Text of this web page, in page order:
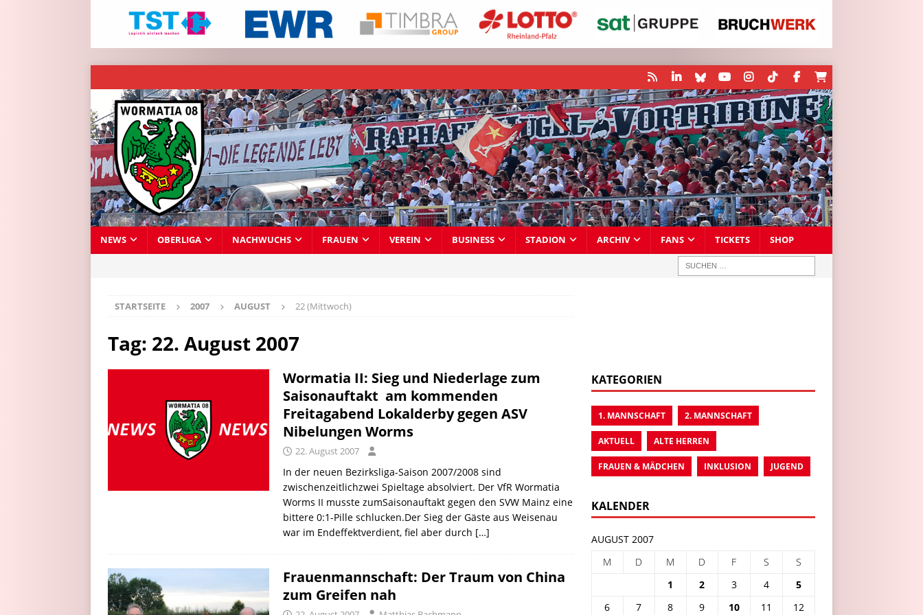
NEWS OBERLIGA NACHWUCHS FRAUEN VEREIN BUSINESS STADION ARCHIV FANS TICKETS SHOP
STARTSEITE 2007 AUGUST 22 (Mittwoch)
Tag: 22. August 2007
Wormatia II: Sieg und Niederlage zum
Saisonauftakt  am kommenden
Freitagabend Lokalderby gegen ASV
Nibelungen Worms
22. August 2007
In der neuen Bezirksliga-Saison 2007/2008 sind
zwischenzeitlichzwei Spieltage absolviert. Der VfR Wormatia
Worms II musste zumSaisonauftakt gegen den SVW Mainz eine
bittere 0:1-Pille schlucken.Der Sieg der Gäste aus Weisenau
war im Endeffektverdient, fiel aber durch […]
Frauenmannschaft: Der Traum von China
zum Greifen nah
KATEGORIEN
1. MANNSCHAFT 2. MANNSCHAFT
AKTUELL ALTE HERREN
FRAUEN & MÄDCHEN INKLUSION JUGEND
KALENDER
AUGUST 2007
M
D M D F S
S
1
2 3 4
5
6
7 8 9 10 11 12